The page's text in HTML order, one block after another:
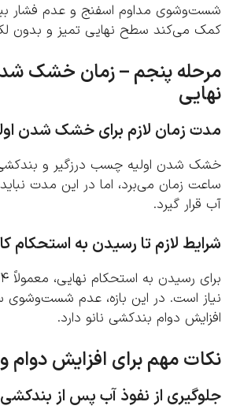
مداوم اسفنج و عدم فشار
می‌کند سطح نهایی تمیز و بدون لکه
پنجم – زمان خشک شدن
زمان لازم برای خشک شدن اولیه
شدن اولیه چسب درزگیر و بندکشی
زمان می‌برد، اما در این مدت نباید
گیرد.
لازم تا رسیدن به استحکام کامل
است. در این بازه، عدم شست‌وشوی
دوام بندکشی نانو دارد.
مهم برای افزایش دوام و
از نفوذ آب پس از بندکشی